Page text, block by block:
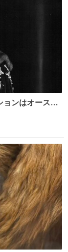
ョンはオースト
時期キッチン
💥を受けた。